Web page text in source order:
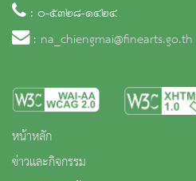
: ๐-๕๓๒๘-๑๔๒๔
: na_chiengmai@finearts.go.th
หน้าหลัก
ข่าวและกิจกรรม